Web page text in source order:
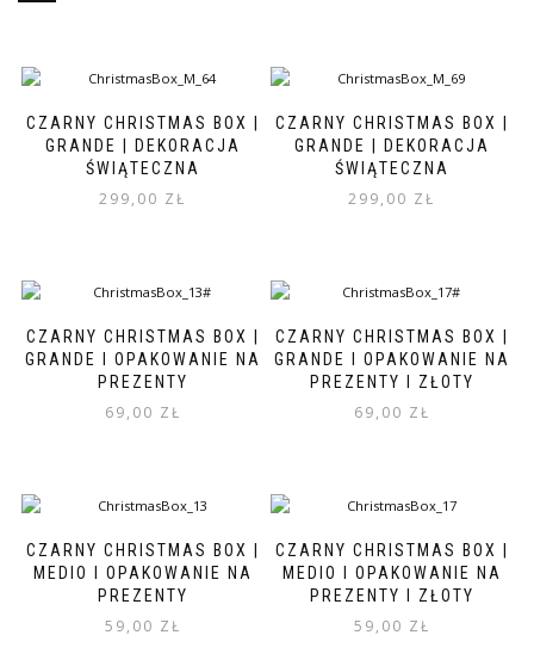
CZARNY CHRISTMAS BOX |
GRANDE | DEKORACJA
ŚWIĄTECZNA
299,00 ZŁ
CZARNY CHRISTMAS BOX |
GRANDE | DEKORACJA
ŚWIĄTECZNA
299,00 ZŁ
CZARNY CHRISTMAS BOX |
GRANDE I OPAKOWANIE NA
PREZENTY
69,00 ZŁ
CZARNY CHRISTMAS BOX |
GRANDE I OPAKOWANIE NA
PREZENTY I ZŁOTY
69,00 ZŁ
CZARNY CHRISTMAS BOX |
MEDIO I OPAKOWANIE NA
PREZENTY
59,00 ZŁ
CZARNY CHRISTMAS BOX |
MEDIO I OPAKOWANIE NA
PREZENTY I ZŁOTY
59,00 ZŁ